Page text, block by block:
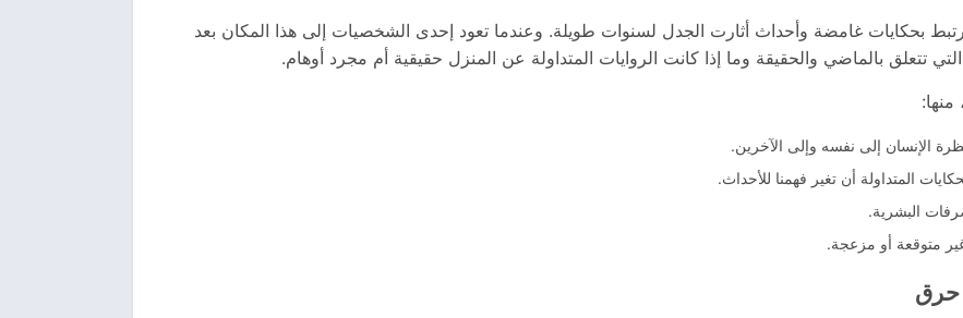
بحكايات غامضة وأحداث أثارت الجدل لسنوات طويلة. وعندما تعود إحدى الشخصيات إلى هذا المكان بعد
تتعلق بالماضي والحقيقة وما إذا كانت الروايات المتداولة عن المنزل حقيقية أم مجرد أوهام.
الإنسان إلى نفسه وإلى الآخرين.
المتداولة أن تغير فهمنا للأحداث.
البشرية.
متوقعة أو مزعجة.
حرق